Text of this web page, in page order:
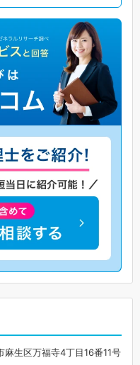
麻生区万福寺4丁目16番11号